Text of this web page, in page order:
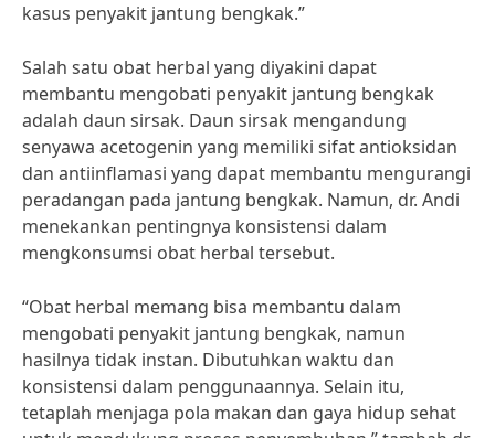
kasus penyakit jantung bengkak.”
Salah satu obat herbal yang diyakini dapat
membantu mengobati penyakit jantung bengkak
adalah daun sirsak. Daun sirsak mengandung
senyawa acetogenin yang memiliki sifat antioksidan
dan antiinflamasi yang dapat membantu mengurangi
peradangan pada jantung bengkak. Namun, dr. Andi
menekankan pentingnya konsistensi dalam
mengkonsumsi obat herbal tersebut.
“Obat herbal memang bisa membantu dalam
mengobati penyakit jantung bengkak, namun
hasilnya tidak instan. Dibutuhkan waktu dan
konsistensi dalam penggunaannya. Selain itu,
tetaplah menjaga pola makan dan gaya hidup sehat